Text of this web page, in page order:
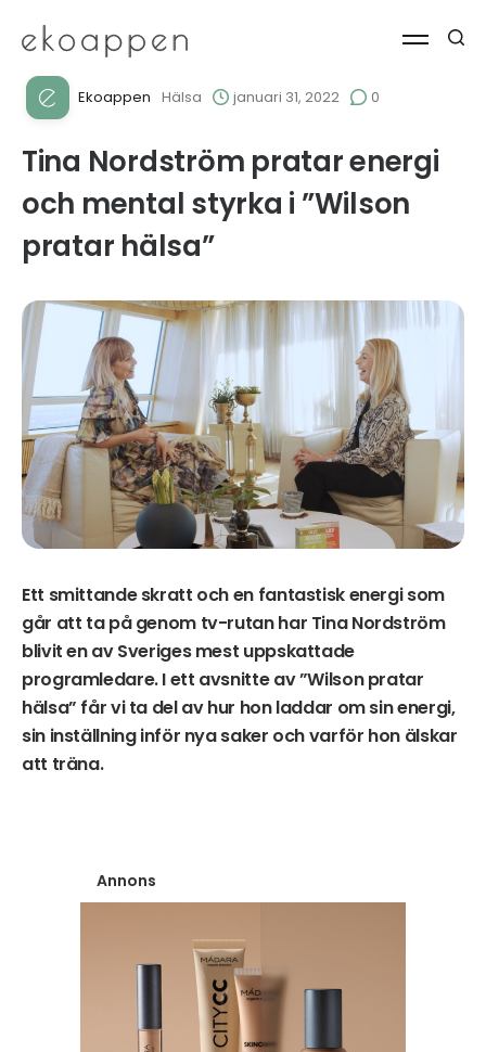
Ekoappen Hälsa januari 31, 2022 0
Tina Nordström pratar energi
och mental styrka i ”Wilson
pratar hälsa”
Ett smittande skratt och en fantastisk energi som
går att ta på genom tv-rutan har Tina Nordström
blivit en av Sveriges mest uppskattade
programledare. I ett avsnitte av ”Wilson pratar
hälsa” får vi ta del av hur hon laddar om sin energi,
sin inställning inför nya saker och varför hon älskar
att träna.
Annons